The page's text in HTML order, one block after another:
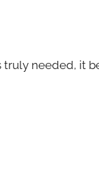
truly needed, it